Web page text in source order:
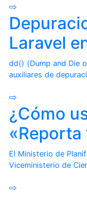
⇨
Laravel
dd() (Dump and Die
auxiliares de
⇨
¿Cómo
El Ministerio de
Viceministerio de
⇨